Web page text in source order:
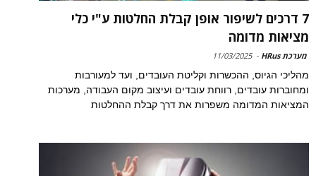
7 דרכים לשיפור אופן קבלת החלטות ע"י כלי
מציאות מדומה
מערכת HRus -
11/03/2025
מהליכי הגיוס, ההכשרות וקליטת העובדים, ועד למעורבות
ומחוברות עובדים, רווחת עובדים ועיצוב מקום העבודה, מערכות
המציאות המדומה משפרות את דרך קבלת ההחלטות